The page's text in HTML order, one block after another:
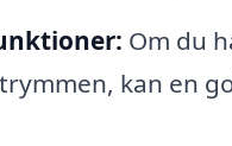
Om du
kan en